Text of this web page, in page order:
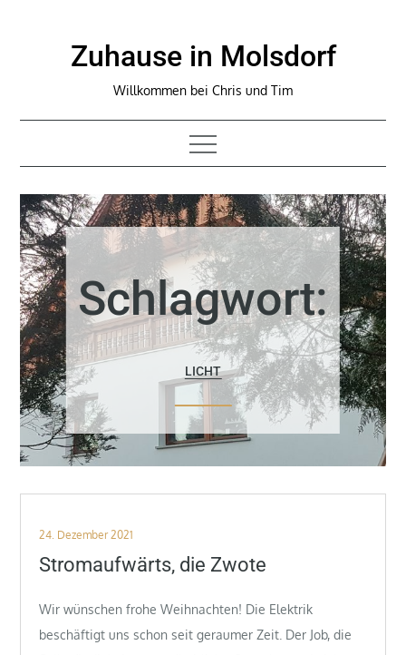
Zuhause in Molsdorf
Willkommen bei Chris und Tim
Schlagwort:
LICHT
Posted
on
24. Dezember 2021
Stromaufwärts, die Zwote
Wir wünschen frohe Weihnachten! Die Elektrik
beschäftigt uns schon seit geraumer Zeit. Der Job, die